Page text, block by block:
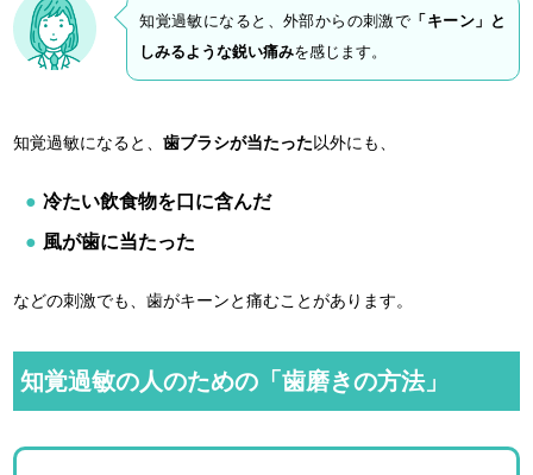
知覚過敏になると、外部からの刺激で 「キーン」と
しみるような鋭い痛みを感じます。
知覚過敏になると、歯ブラシが当たった以外にも、
冷たい飲食物を口に含んだ
風が歯に当たった
などの刺激でも、歯がキーンと痛むことがあります。
知覚過敏の人のための「歯磨きの方法」